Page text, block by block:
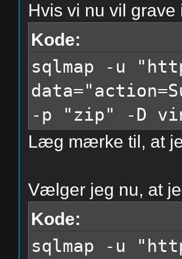
Hvis vi nu vil
Kode:
sqlmap -u
-p "zip" -D
Læg mærke til, at
Vælger jeg nu, at
Kode:
sqlmap -u